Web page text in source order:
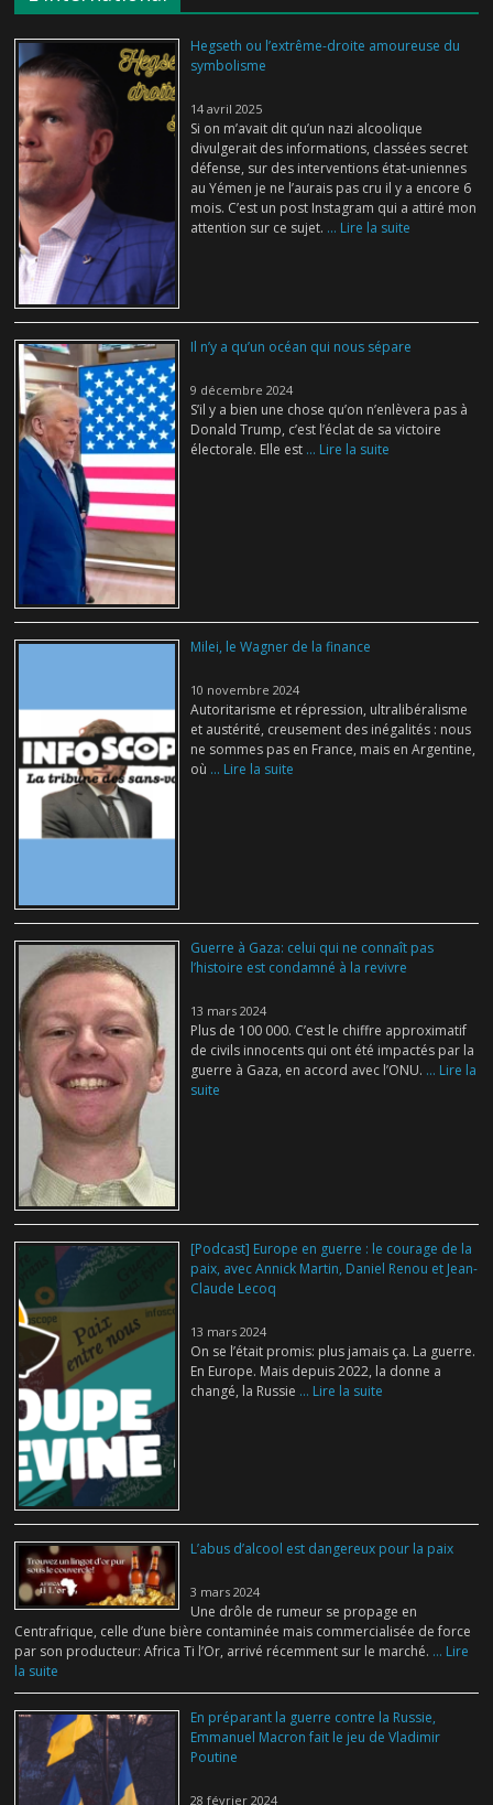
Hegseth ou l’extrême-droite amoureuse du
symbolisme
14 avril 2025
Si on m’avait dit qu’un nazi alcoolique
divulgerait des informations, classées secret
défense, sur des interventions état-uniennes
au Yémen je ne l’aurais pas cru il y a encore 6
mois. C’est un post Instagram qui a attiré mon
attention sur ce sujet. ... Lire la suite
Il n’y a qu’un océan qui nous sépare
9 décembre 2024
S’il y a bien une chose qu’on n’enlèvera pas à
Donald Trump, c’est l’éclat de sa victoire
électorale. Elle est ... Lire la suite
Milei, le Wagner de la finance
10 novembre 2024
Autoritarisme et répression, ultralibéralisme
et austérité, creusement des inégalités : nous
ne sommes pas en France, mais en Argentine,
où ... Lire la suite
Guerre à Gaza: celui qui ne connaît pas
l’histoire est condamné à la revivre
13 mars 2024
Plus de 100 000. C’est le chiffre approximatif
de civils innocents qui ont été impactés par la
guerre à Gaza, en accord avec l’ONU. ... Lire la
suite
[Podcast] Europe en guerre : le courage de la
paix, avec Annick Martin, Daniel Renou et Jean-
Claude Lecoq
13 mars 2024
On se l’était promis: plus jamais ça. La guerre.
En Europe. Mais depuis 2022, la donne a
changé, la Russie ... Lire la suite
L’abus d’alcool est dangereux pour la paix
3 mars 2024
Une drôle de rumeur se propage en
Centrafrique, celle d’une bière contaminée mais commercialisée de force
par son producteur: Africa Ti l’Or, arrivé récemment sur le marché. ... Lire
la suite
En préparant la guerre contre la Russie,
Emmanuel Macron fait le jeu de Vladimir
Poutine
28 février 2024